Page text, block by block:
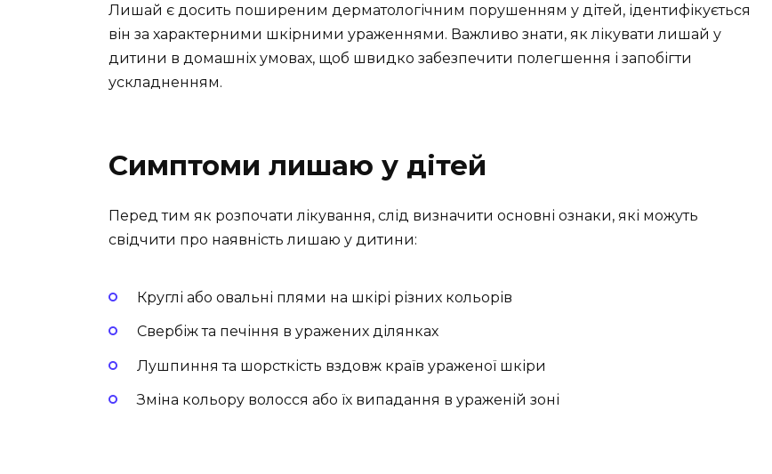
Лишай є досить поширеним дерматологічним порушенням у дітей, ідентифікується
він за характерними шкірними ураженнями. Важливо знати, як лікувати лишай у
дитини в домашніх умовах, щоб швидко забезпечити полегшення і запобігти
ускладненням.
Симптоми лишаю у дітей
Перед тим як розпочати лікування, слід визначити основні ознаки, які можуть
свідчити про наявність лишаю у дитини:
Круглі або овальні плями на шкірі різних кольорів
Свербіж та печіння в уражених ділянках
Лушпиння та шорсткість вздовж країв ураженої шкіри
Зміна кольору волосся або їх випадання в ураженій зоні